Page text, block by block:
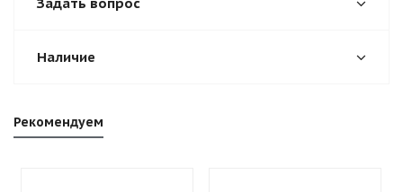
Наличие
Рекомендуем